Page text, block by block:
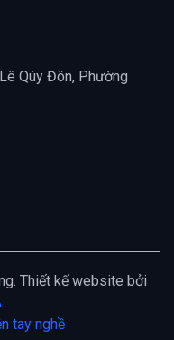
Qúy Đôn, Phường
Thiết kế website bởi
tay nghề